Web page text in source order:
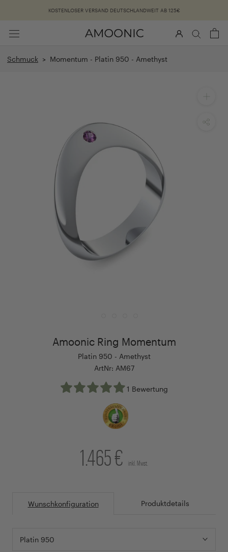
KOSTENLOSER VERSAND DEUTSCHLANDWEIT AB 125€
Schmuck > Momentum - Platin 950 - Amethyst
Amoonic Ring Momentum
Platin 950 - Amethyst
ArtNr: AM67
1 Bewertung
1.465 € inkl. Mwst.
Wunschkonfiguration Produktdetails
Platin 950